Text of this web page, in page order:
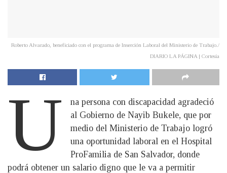
Roberto Alvarado, beneficiado con el programa de Inserción Laboral del Ministerio de Trabajo./
DIARIO LA PÁGINA | Cortesía
U
na persona con discapacidad agradeció
al Gobierno de Nayib Bukele, que por
medio del Ministerio de Trabajo logró
una oportunidad laboral en el Hospital
ProFamilia de San Salvador, donde
podrá obtener un salario digno que le va a permitir